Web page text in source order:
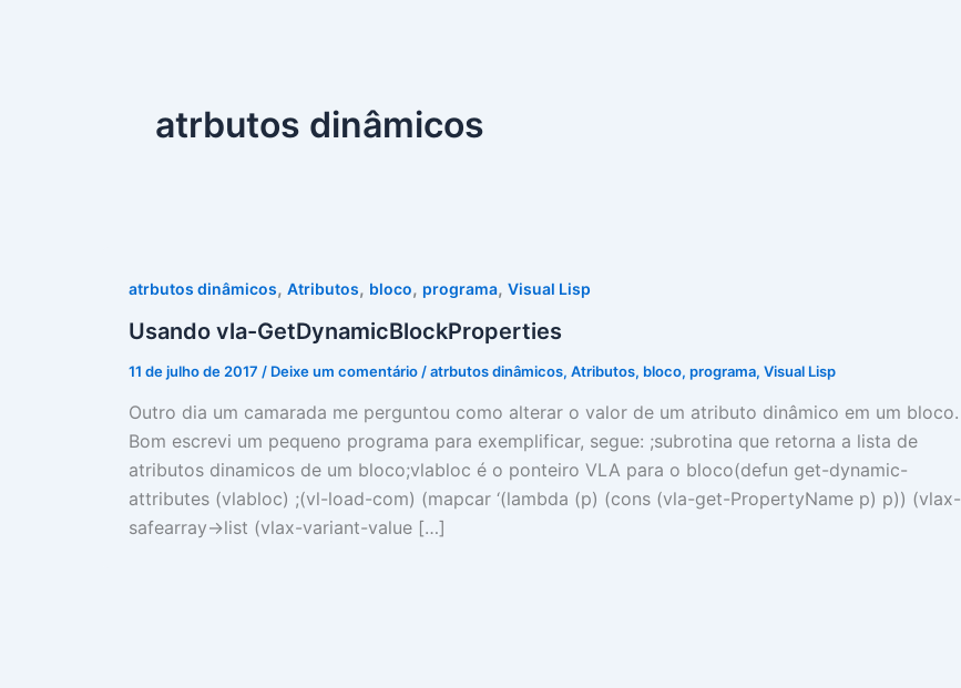
atrbutos dinâmicos
atrbutos dinâmicos, Atributos, bloco, programa, Visual Lisp
Usando vla-GetDynamicBlockProperties
11 de julho de 2017 / Deixe um comentário /atrbutos dinâmicos, Atributos, bloco, programa, Visual Lisp
Outro dia um camarada me perguntou como alterar o valor de um atributo dinâmico em um bloco.
Bom escrevi um pequeno programa para exemplificar, segue: ;subrotina que retorna a lista de
atributos dinamicos de um bloco;vlabloc é o ponteiro VLA para o bloco(defun get-dynamic-
attributes (vlabloc) ;(vl-load-com) (mapcar ‘(lambda (p) (cons (vla-get-PropertyName p) p)) (vlax-
safearray->list (vlax-variant-value […]